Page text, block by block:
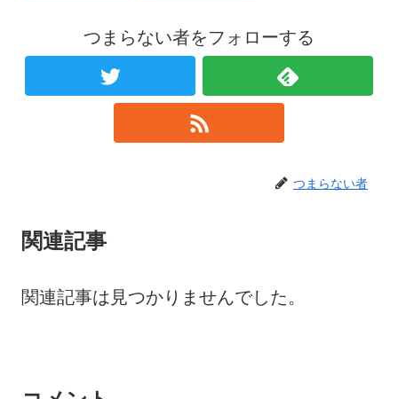
つまらない者をフォローする
つまらない者
関連記事
関連記事は見つかりませんでした。